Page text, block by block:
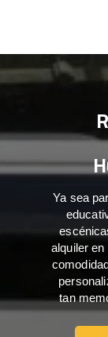
Ya sea
alquiler
tan